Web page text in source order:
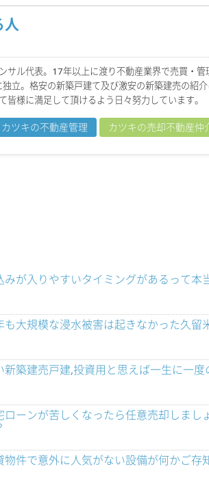
人
サル代表。17年以上に渡り不動産業界で売買・
立。格安の新築戸建て及び激安の新築建売の紹
皆様に満足して頂けるよう日々努力しています。
カツキの不動産管理 カツキの売却不動産仲
みが入りやすいタイミングがあるって本
も大規模な浸水被害は起きなかった久留
新築建売戸建,投資用と思えば一生に一度
ローンが苦しくなったら任意売却しまし
物件で意外に人気がない設備が何かご存